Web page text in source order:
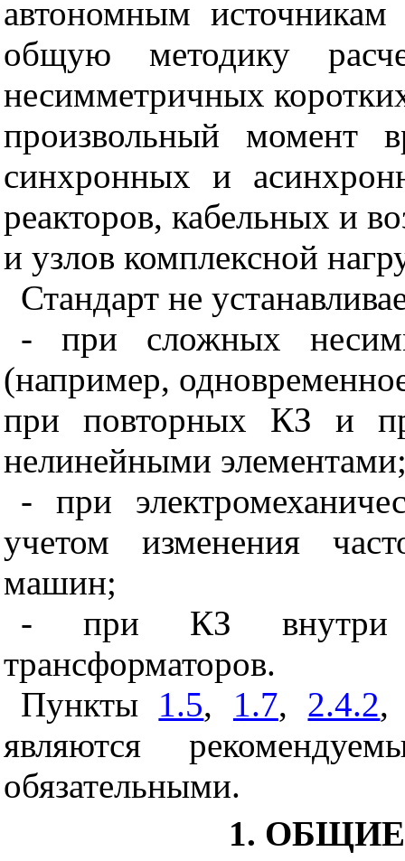
автономным источникам
общую методику
несимметричных
произвольный момент
синхронных и
реакторов, кабельных и
и узлов комплексной
Стандарт не
- при сложных
(например,
при повторных КЗ и
нелинейными
- при
учетом изменения
машин;
- при КЗ внутри
трансформаторов.
Пункты 1.5, 1.7, 2.4.2
являются
обязательными.
1.